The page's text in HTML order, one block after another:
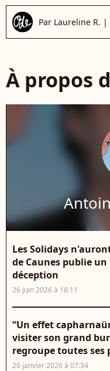
Par Laureline R. |
À propos
Les Solidays
de Caunes publie
déception
26 juin 2026 à 18:11
“Un effet
visiter son grand
regroupe toutes ses
20 janvier 2026 à 07:34